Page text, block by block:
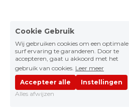
Cookie Gebruik
Wij gebruiken cookies om een optimale
surf ervaring te garanderen. Door te
accepteren, gaat u akkoord met het
gebruik van cookies. Leer meer
Accepteer alle
Instellingen
Alles afwijzen